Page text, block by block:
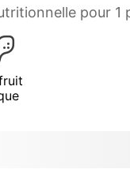
pour 1